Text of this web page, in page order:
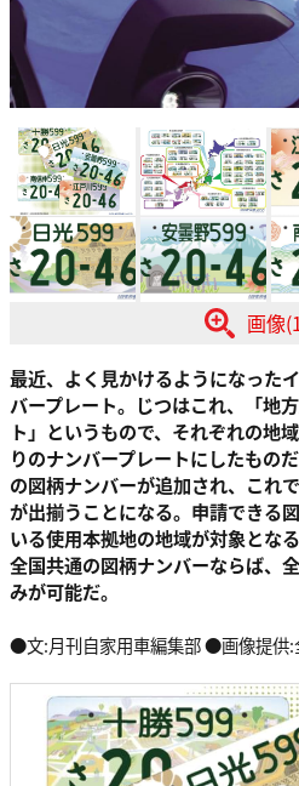
画像
最近、よく見かけるようになった
バープレート。じつはこれ、「地
ト」というもので、それぞれの地
りのナンバープレートにしたもの
の図柄ナンバーが追加され、これ
が出揃うことになる。申請できる
いる使用本拠地の地域が対象とな
全国共通の図柄ナンバーならば、
みが可能だ。
●文:月刊自家用車編集部 ●画像提供: